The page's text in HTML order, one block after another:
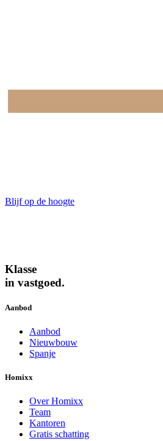
Blijf op de hoogte
Klasse
in vastgoed.
Aanbod
Aanbod
Nieuwbouw
Spanje
Homixx
Over Homixx
Team
Kantoren
Gratis schatting